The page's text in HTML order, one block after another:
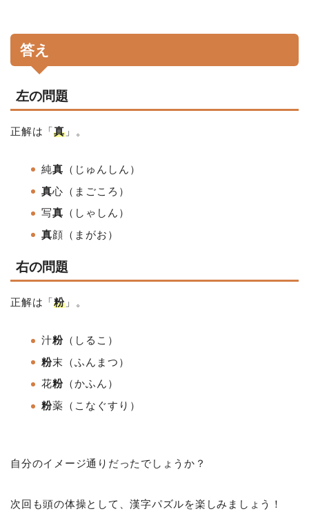
答え
左の問題
正解は「真」。
純真 （じゅんしん）
真心（まごころ）
写真 （しゃしん）
真顔 （まがお）
右の問題
正解は「粉」。
汁粉 （しるこ）
粉末（ふんまつ）
花粉 （かふん）
粉薬（こなぐすり）
自分のイメージ通りだったでしょうか？
次回も頭の体操として、漢字パズルを楽しみましょう！